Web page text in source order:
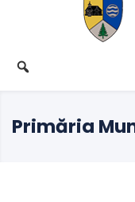
Primăria